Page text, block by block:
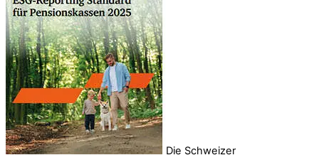
Die Schweizer